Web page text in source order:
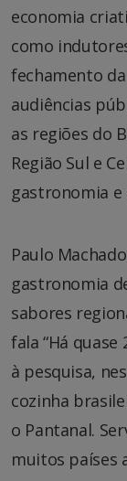
economia
como
fechamento
audiências
as regiões do
Região Sul e
gastronomia e
Paulo
gastronomia
sabores
fala “Há
à pesquisa,
cozinha
o Pantanal.
muitos países